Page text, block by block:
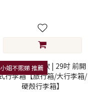
小姐不熙娣 推薦